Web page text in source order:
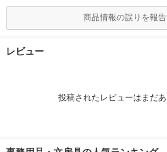
商品情報の誤りを報
レビュー
投稿されたレビューはまだあ